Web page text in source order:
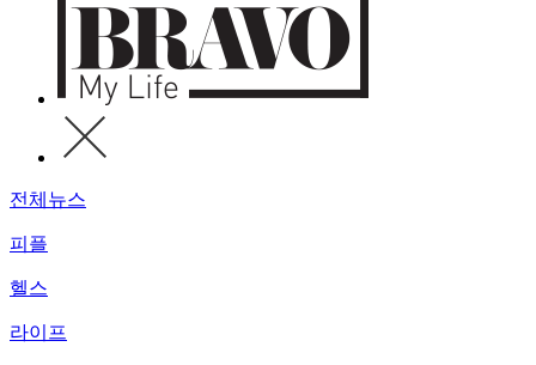
전체뉴스
피플
헬스
라이프